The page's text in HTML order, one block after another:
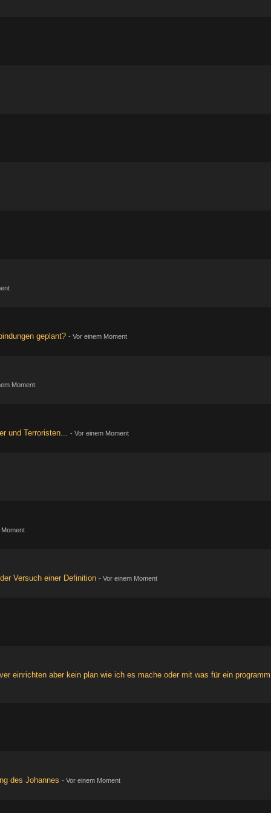
geplant? - Vor einem Moment
Moment
und Terroristen... - Vor einem Moment
Versuch einer Definition - Vor einem Moment
einrichten aber kein plan wie ich es mache oder mit was für ein programm
des Johannes - Vor einem Moment